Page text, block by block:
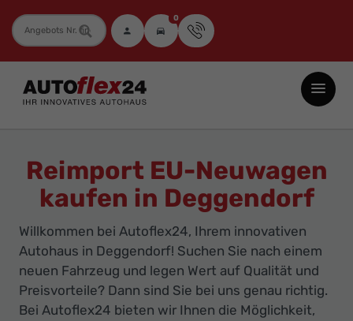
Fahrzeugnummer 0
Autoflex24
GmbH
Neuwagen
Jahreswagen
Gebrauchtwagen
zu
Top-
Preisen
Reimport EU-Neuwagen
kaufen in Deggendorf
Willkommen bei Autoflex24, Ihrem innovativen
Autohaus in Deggendorf! Suchen Sie nach einem
neuen Fahrzeug und legen Wert auf Qualität und
Preisvorteile? Dann sind Sie bei uns genau richtig.
Bei Autoflex24 bieten wir Ihnen die Möglichkeit,